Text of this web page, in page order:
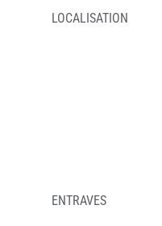
LOCALISATION
ENTRAVES